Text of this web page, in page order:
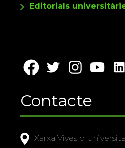
Editorials
Contacte
Xarxa Vives